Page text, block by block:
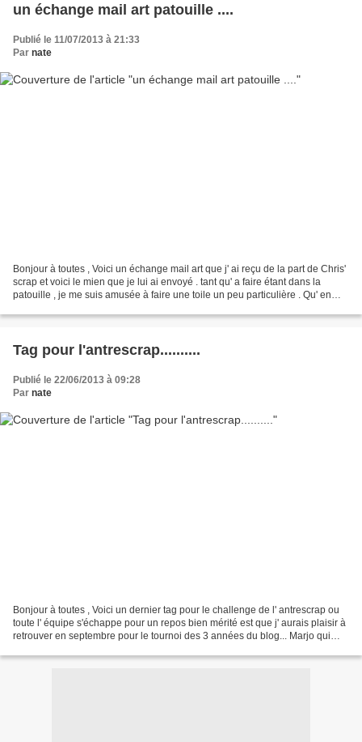
un échange mail art patouille ....
Publié le 11/07/2013 à 21:33
Par nate
Bonjour à toutes , Voici un échange mail art que j' ai reçu de la part de Chris'
scrap et voici le mien que je lui ai envoyé . tant qu' a faire étant dans la
patouille , je me suis amusée à faire une toile un peu particulière . Qu' en
Tag pour l'antrescrap..........
Publié le 22/06/2013 à 09:28
Par nate
Bonjour à toutes , Voici un dernier tag pour le challenge de l' antrescrap ou
toute l' équipe s'échappe pour un repos bien mérité est que j' aurais plaisir à
retrouver en septembre pour le tournoi des 3 années du blog... Marjo qui